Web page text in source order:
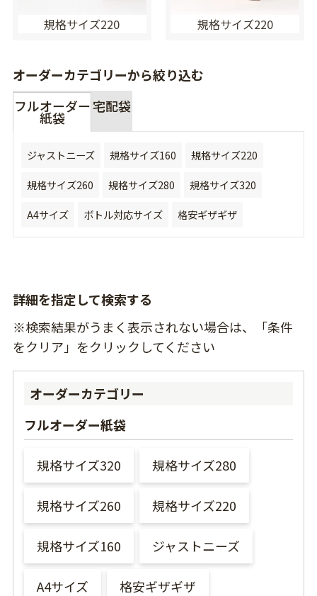
規格サイズ220 規格サイズ220
オーダーカテゴリーから絞り込む
フルオーダー
紙袋
宅配袋
ジャストニーズ 規格サイズ160
規格サイズ220
規格サイズ260
規格サイズ280
規格サイズ320
A4サイズ
ボトル対応サイズ 格安ギザギザ
詳細を指定して検索する
※検索結果がうまく表示されない場合は、「条件
をクリア」をクリックしてください
オーダーカテゴリー
フルオーダー紙袋
規格サイズ320 規格サイズ280
規格サイズ260 規格サイズ220
規格サイズ160 ジャストニーズ
A4サイズ 格安ギザギザ